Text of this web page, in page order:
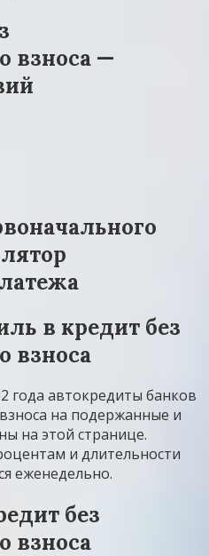
взноса —
в кредит без
взноса
автокредиты банков
на подержанные и
на этой странице.
и длительности
еженедельно.
без
взноса